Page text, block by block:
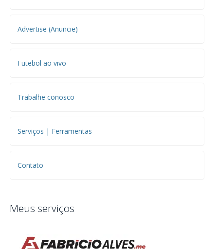
Advertise (Anuncie)
Futebol ao vivo
Trabalhe conosco
Serviços | Ferramentas
Contato
Meus serviços